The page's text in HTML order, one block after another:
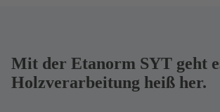
Mit der Etanorm SYT geht
Holzverarbeitung heiß her.